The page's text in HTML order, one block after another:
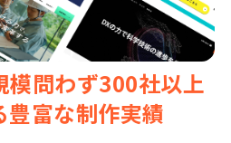
模問わず300社以上
豊富な制作実績